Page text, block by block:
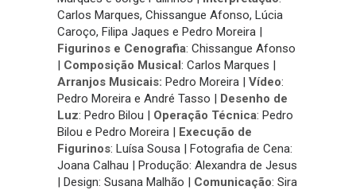
Carlos Marques, Chissangue Afonso, Lúcia
Caroço, Filipa Jaques e Pedro Moreira |
Figurinos e Cenografia: Chissangue Afonso
| Composição Musical: Carlos Marques |
Arranjos Musicais: Pedro Moreira | Vídeo:
Pedro Moreira e André Tasso | Desenho de
Luz: Pedro Bilou | Operação Técnica: Pedro
Bilou e Pedro Moreira | Execução de
Figurinos: Luísa Sousa | Fotografia de Cena:
Joana Calhau | Produção: Alexandra de Jesus
| Design: Susana Malhão | Comunicação: Sira